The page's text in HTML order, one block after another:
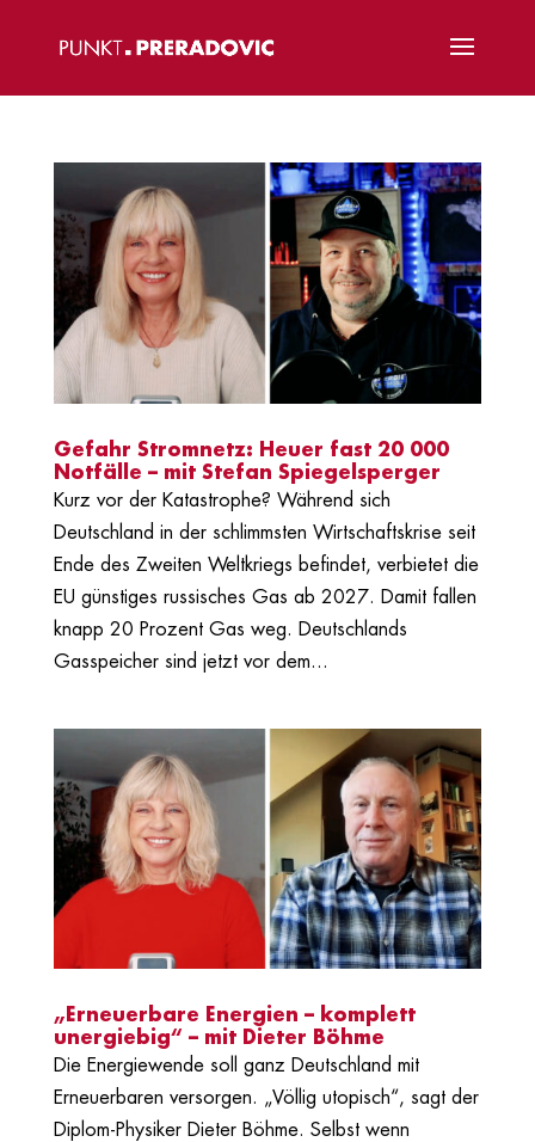
Gefahr Stromnetz: Heuer fast 20 000
Notfälle – mit Stefan Spiegelsperger
Kurz vor der Katastrophe? Während sich
Deutschland in der schlimmsten Wirtschaftskrise seit
Ende des Zweiten Weltkriegs befindet, verbietet die
EU günstiges russisches Gas ab 2027. Damit fallen
knapp 20 Prozent Gas weg. Deutschlands
Gasspeicher sind jetzt vor dem...
„Erneuerbare Energien – komplett
unergiebig“ – mit Dieter Böhme
Die Energiewende soll ganz Deutschland mit
Erneuerbaren versorgen. „Völlig utopisch“, sagt der
Diplom-Physiker Dieter Böhme. Selbst wenn